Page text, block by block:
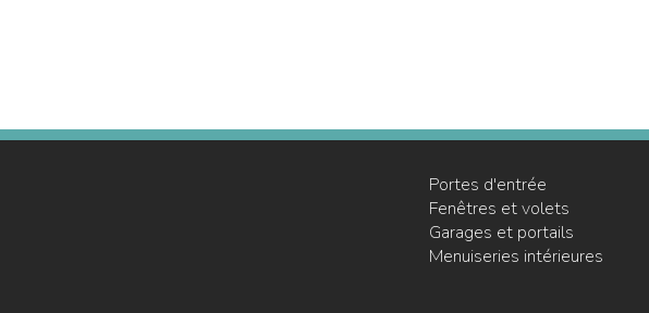
Portes d'entrée
Fenêtres et volets
Garages et portails
Menuiseries intérieures